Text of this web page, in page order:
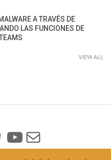
A TRAVÉS DE
LAS FUNCIONES DE
VIEW ALL
YouTube
Mail